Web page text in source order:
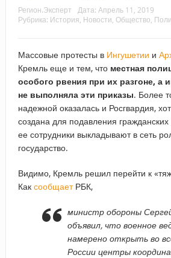
Регион.Эксперт Дата: Апрель 11, 2019
Рубрика: История Новости Общество
Массовые протесты в Ингушетии и
Кремль еще и тем, что местная
особого рвения при их разгоне, а
не выполняла эти приказы. Более
надежной оказалась и Росгвардия,
создана для подавления
ее сотрудники выкладывают в сеть
государство.
Видимо, Кремль решил перейти к
Как сообщаетРБК,
министр обороны
объявил, что военное
намерено открыть во
России центры